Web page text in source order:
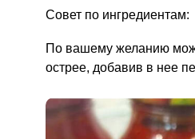
Совет по ингредиентам:
По вашему желанию
острее, добавив в нее